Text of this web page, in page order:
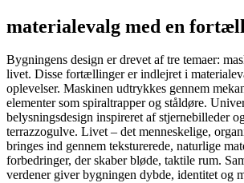
materialevalg med en
Bygningens design er drevet af tre temaer:
livet. Disse fortællinger er indlejret i
oplevelser. Maskinen udtrykkes gennem
elementer som spiraltrapper og ståldøre.
belysningsdesign inspireret af stjernebilleder
terrazzogulve. Livet – det menneskelige,
bringes ind gennem teksturerede, naturlige
forbedringer, der skaber bløde, taktile rum.
verdener giver bygningen dybde, identitet og